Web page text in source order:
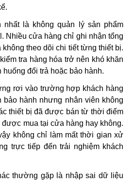
nhất là không quản lý sản phẩm
Nhiều cửa hàng chỉ ghi nhận tổng
theo dõi chi tiết từng thiết bị.
tra hàng hóa trở nên khó khăn
huống đổi trả hoặc bảo hành.
rơi vào trường hợp khách hàng
bảo hành nhưng nhân viên không
thiết bị đã được bán từ thời điểm
mua tại cửa hàng hay không.
không chỉ làm mất thời gian xử
trực tiếp đến trải nghiệm khách
thường gặp là nhập sai dữ liệu